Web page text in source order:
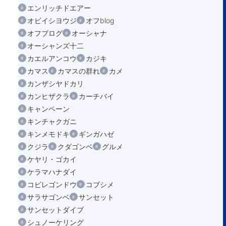
エンリッチドエアー
オビイシヨウジ
オフblog
オフブログ
オーシャナ
オーシャンズ十二
カエルアンコウ
カジキ
カマス
カマスの群れ
カメ
カンザシヤドカリ
カンヒザクラ
カーチバイ
キャンペーン
キンチャクガニ
キンメモドキ
ギンガハゼ
クジラ
クダゴンベ
グルメ
ケヤリ・ゴカイ
ケラマハナダイ
コビレゴンドウ
コブシメ
サラサゴンベ
サンセット
サンセットダイブ
シュノーケリング